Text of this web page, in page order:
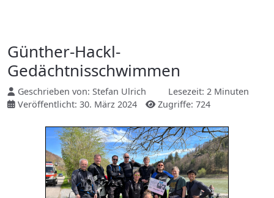
Günther-Hackl-
Gedächtnisschwimmen
Geschrieben von: Stefan Ulrich
Lesezeit: 2 Minuten
Veröffentlicht: 30. März 2024
Zugriffe: 724